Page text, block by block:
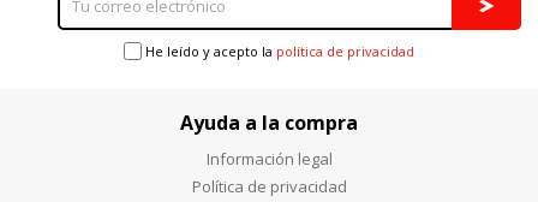
He leído y acepto la política de privacidad
Ayuda a la compra
Información legal
Política de privacidad